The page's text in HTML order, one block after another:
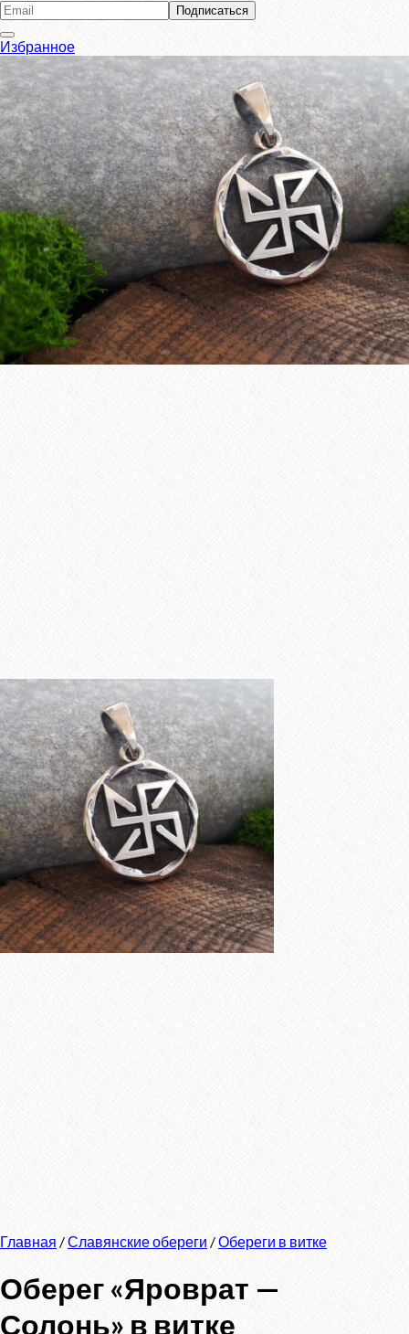
Избранное
Главная /Славянские обереги /Обереги в витке
Оберег «Яроврат —
Солонь» в витке